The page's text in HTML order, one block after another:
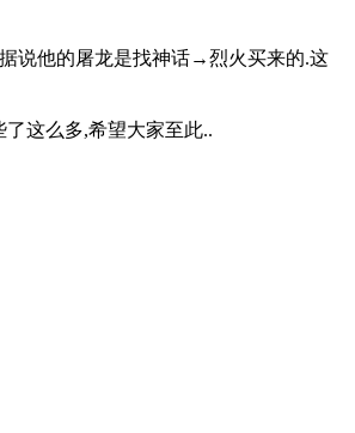
说他的屠龙是找神话→烈火买来的.这
这么多,希望大家至此..